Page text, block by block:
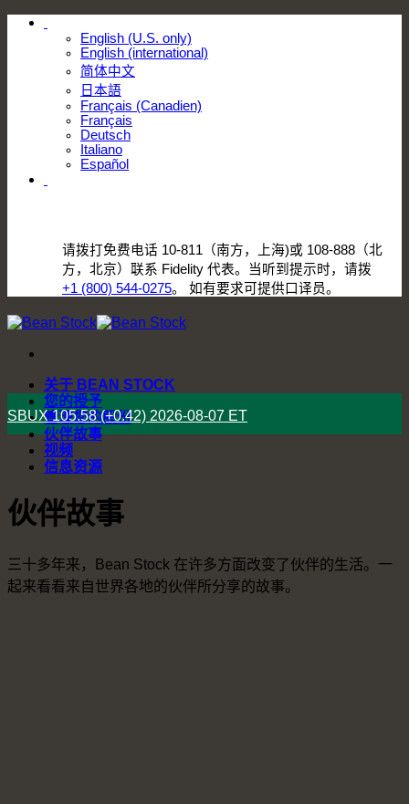
English (U.S. only)
English (international)
简体中文
日本語
Français (Canadien)
Français
Deutsch
Italiano
Español
请拨打免费电话 10-811（南方，上海)或 108-888（北
方，北京）联系 Fidelity 代表。当听到提示时，请拨
+1 (800) 544-0275。 如有要求可提供口译员。
关于 BEAN STOCK
您的授予
管理您的股份
伙伴故事
视频
信息资源
SBUX 105.58 (+0.42) 2026-08-07 ET
伙伴故事
三十多年来，Bean Stock 在许多方面改变了伙伴的生活。一
起来看看来自世界各地的伙伴所分享的故事。